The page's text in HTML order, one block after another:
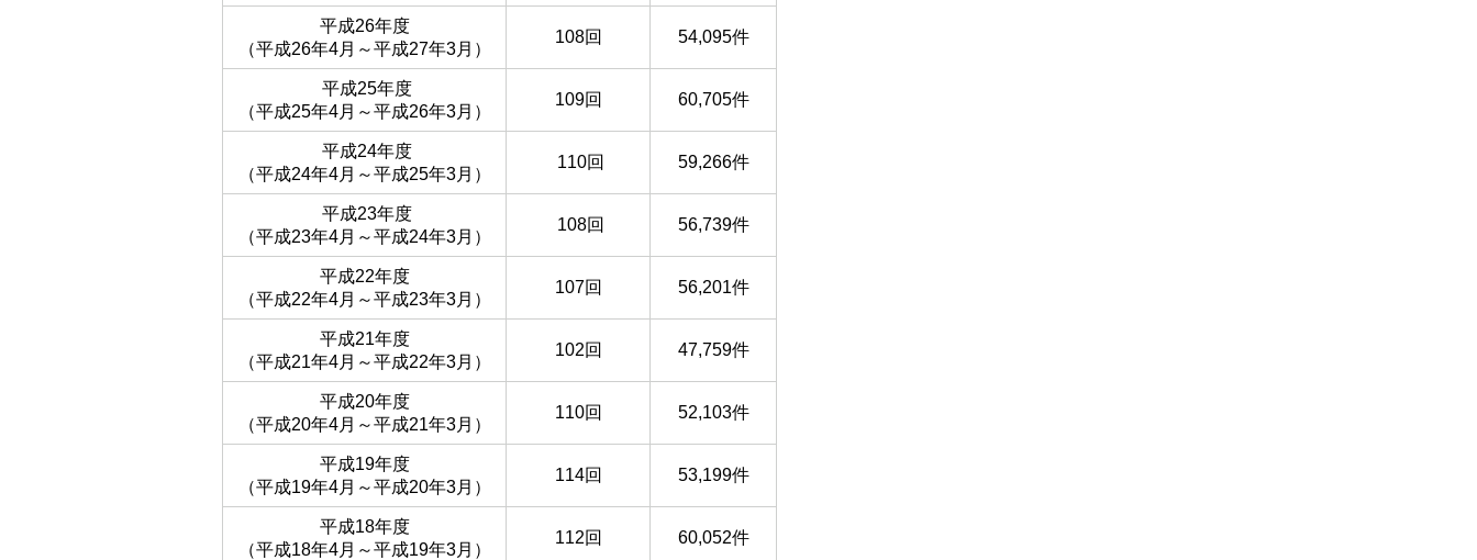
平成26年度
（平成26年4月～平成27年3月）
108回 54,095件
平成25年度
（平成25年4月～平成26年3月）
109回 60,705件
平成24年度
（平成24年4月～平成25年3月）
110回 59,266件
平成23年度
（平成23年4月～平成24年3月）
108回 56,739件
平成22年度
（平成22年4月～平成23年3月）
107回 56,201件
平成21年度
（平成21年4月～平成22年3月）
102回 47,759件
平成20年度
（平成20年4月～平成21年3月）
110回 52,103件
平成19年度
（平成19年4月～平成20年3月）
114回 53,199件
平成18年度
（平成18年4月～平成19年3月）
112回 60,052件